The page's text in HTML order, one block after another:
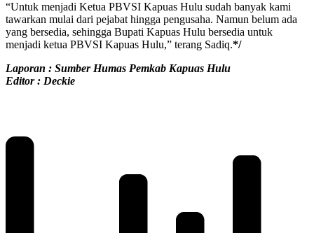
“Untuk menjadi Ketua PBVSI Kapuas Hulu sudah banyak kami
tawarkan mulai dari pejabat hingga pengusaha. Namun belum ada
yang bersedia, sehingga Bupati Kapuas Hulu bersedia untuk
menjadi ketua PBVSI Kapuas Hulu,” terang Sadiq.*/
Laporan : Sumber Humas Pemkab Kapuas Hulu
Editor : Deckie